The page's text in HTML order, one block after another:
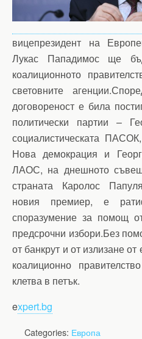
вицепрезидент на
Лукас Пападимос ще
коалиционното
световните
договореност е била
политически партии –
социалистическата
Нова демокрация и
ЛАОС, на днешното
страната Каролос
новия премиер, е
споразумение за помощ
предсрочни избори.Без
от банкрут и от излизане
коалиционно
клетва в петък.
expert.bg
Categories: Европа